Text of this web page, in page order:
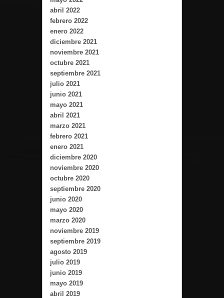
abril 2022
febrero 2022
enero 2022
diciembre 2021
noviembre 2021
octubre 2021
septiembre 2021
julio 2021
junio 2021
mayo 2021
abril 2021
marzo 2021
febrero 2021
enero 2021
diciembre 2020
noviembre 2020
octubre 2020
septiembre 2020
junio 2020
mayo 2020
marzo 2020
noviembre 2019
septiembre 2019
agosto 2019
julio 2019
junio 2019
mayo 2019
abril 2019